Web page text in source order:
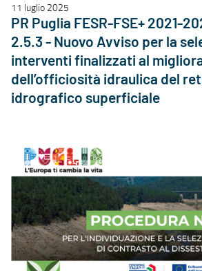
11 luglio 2025
PR Puglia FESR-FSE+ 2021-
2.5.3 - Nuovo Avviso per la
interventi finalizzati al
dell’officiosità idraulica del
idrografico superficiale